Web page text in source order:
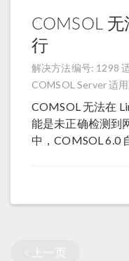
COMSOL
行
解决方法编号: 1298
COMSOL Server适
COMSOL 无法在
能是未正确检测到
中，COMSOL 6.0